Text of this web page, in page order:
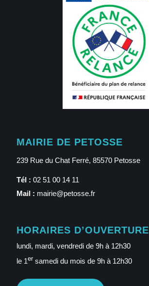
MAIRIE DE PETOSSE
239 Rue du Chat Ferré, 85570 Petosse
Tél : 02 51 00 14 11
Mail : mairie@petosse.fr
HORAIRES D’OUVERTURE
lundi, mardi, vendredi de 9h à 12h30
le 1er samedi du mois de 9h à 12h30